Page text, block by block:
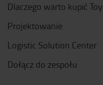
Dlaczego warto kupić
Projektowanie
Logistic Solution Center
Dołącz do zespołu